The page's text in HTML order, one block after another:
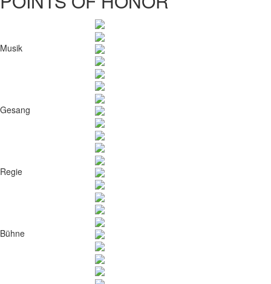
Musik
Gesang
Regie
Bühne